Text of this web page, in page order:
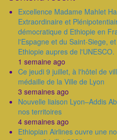
Excellence Madame Mahlet
Extraordinaire et
démocratique d Ethiopie en
l'Espagne et du Saint-Siege,
Ethiopie aupres de l'UNESCO.
1 semaine ago
Ce jeudi 9 juillet, à l'hôtel de
médaille de la Ville de Lyon
3 semaines ago
Nouvelle liaison Lyon–Addis
nos territoires
4 semaines ago
Ethiopian Airlines ouvre une